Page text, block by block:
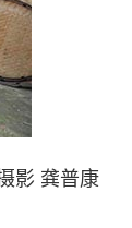
影 龚普康